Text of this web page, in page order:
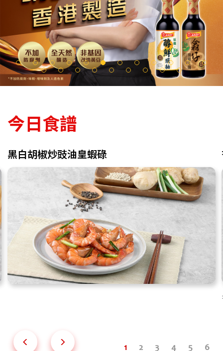
今日食譜
黑白胡椒炒豉油皇蝦碌